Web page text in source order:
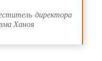
директора
Ханоя